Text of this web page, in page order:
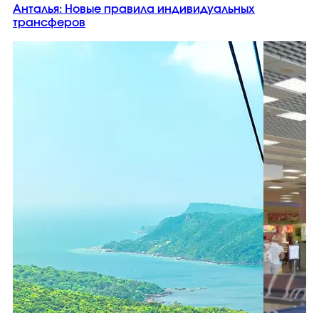
Анталья: Новые правила индивидуальных
трансферов